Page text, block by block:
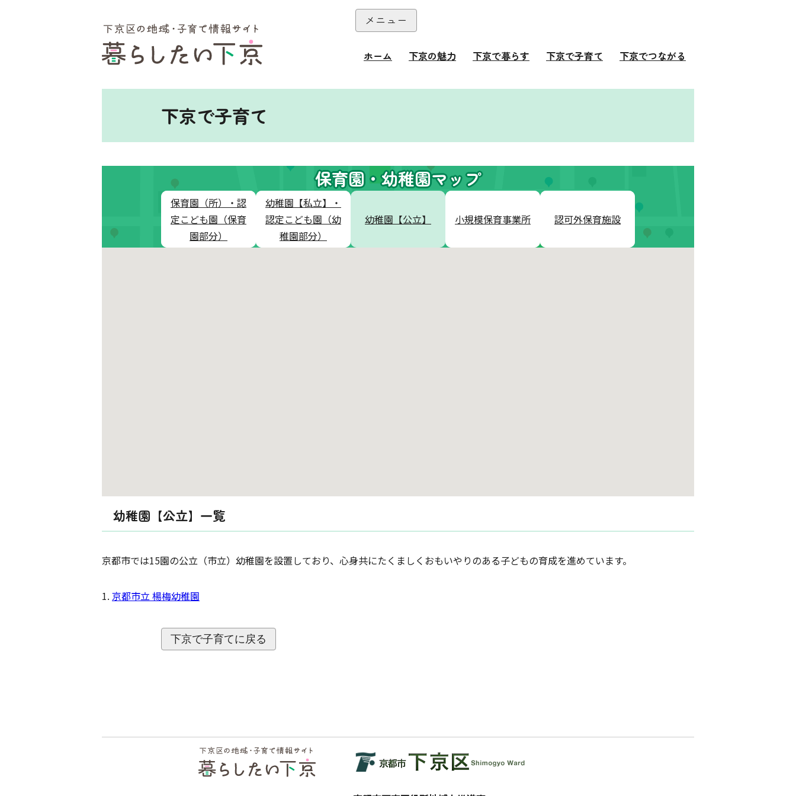
本文へ
メニュー
ホーム 下京の魅力 下京で暮らす 下京で子育て 下京でつながる
下京で子育て
保育園・幼稚園マップ
保育園（所）・認
定こども園（保育
園部分）
幼稚園【私立】・
認定こども園（幼
稚園部分）
幼稚園【公立】 小規模保育事業所 認可外保育施設
幼稚園【公立】一覧
京都市では15園の公立（市立）幼稚園を設置しており、心身共にたくましくおもいやりのある子どもの育成を進めています。
京都市立 楊梅幼稚園
下京で子育てに戻る